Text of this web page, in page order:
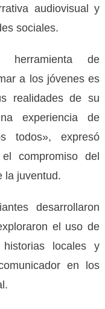
audiovisual y
sociales.
herramienta de
a los jóvenes es
realidades de su
experiencia de
todos», expresó
compromiso del
la juventud.
desarrollaron
el uso de
locales y
en los